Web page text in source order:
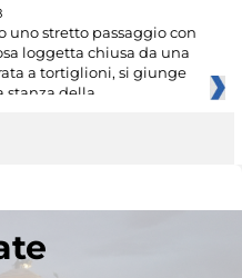
uno stretto passaggio con
loggetta chiusa da una
a tortiglioni, si giunge
stanza della